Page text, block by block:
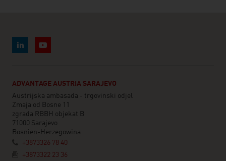
ADVANTAGE AUSTRIA SARAJEVO
Austrijska ambasada - trgovinski odjel
Zmaja od Bosne 11
zgrada RBBH objekat B
71000 Sarajevo
Bosnien-Herzegowina
+3873326 78 40
+3873322 23 36